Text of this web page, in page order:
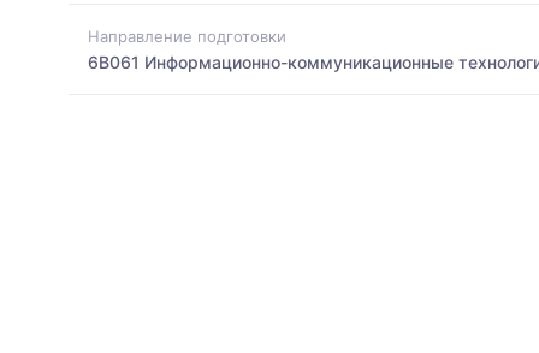
Направление подготовки
6B061 Информационно-коммуникационные